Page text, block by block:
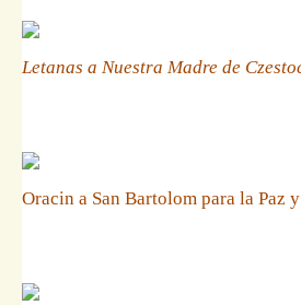
Letanas a Nuestra Madre de
Oracin a San Bartolom para la Paz